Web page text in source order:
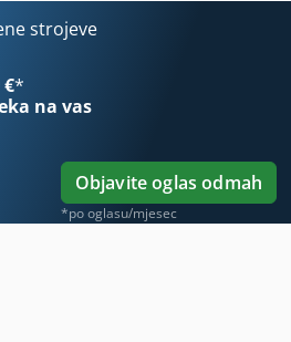
strojeve
€*
na vas
Objavite oglas odmah
*po oglasu/mjesec